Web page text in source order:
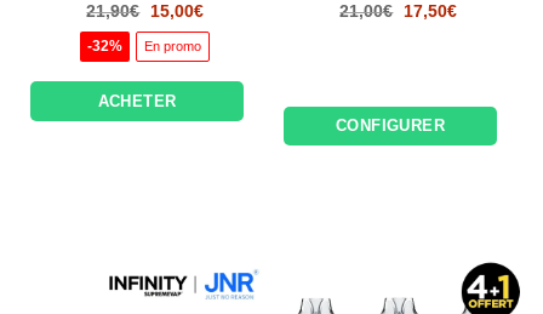
21,90€
Le
initial
était :
15,00€Le
est :
-32% En promo
ACHETER
21,00€
Le
17,50€Le
CONFIGURER